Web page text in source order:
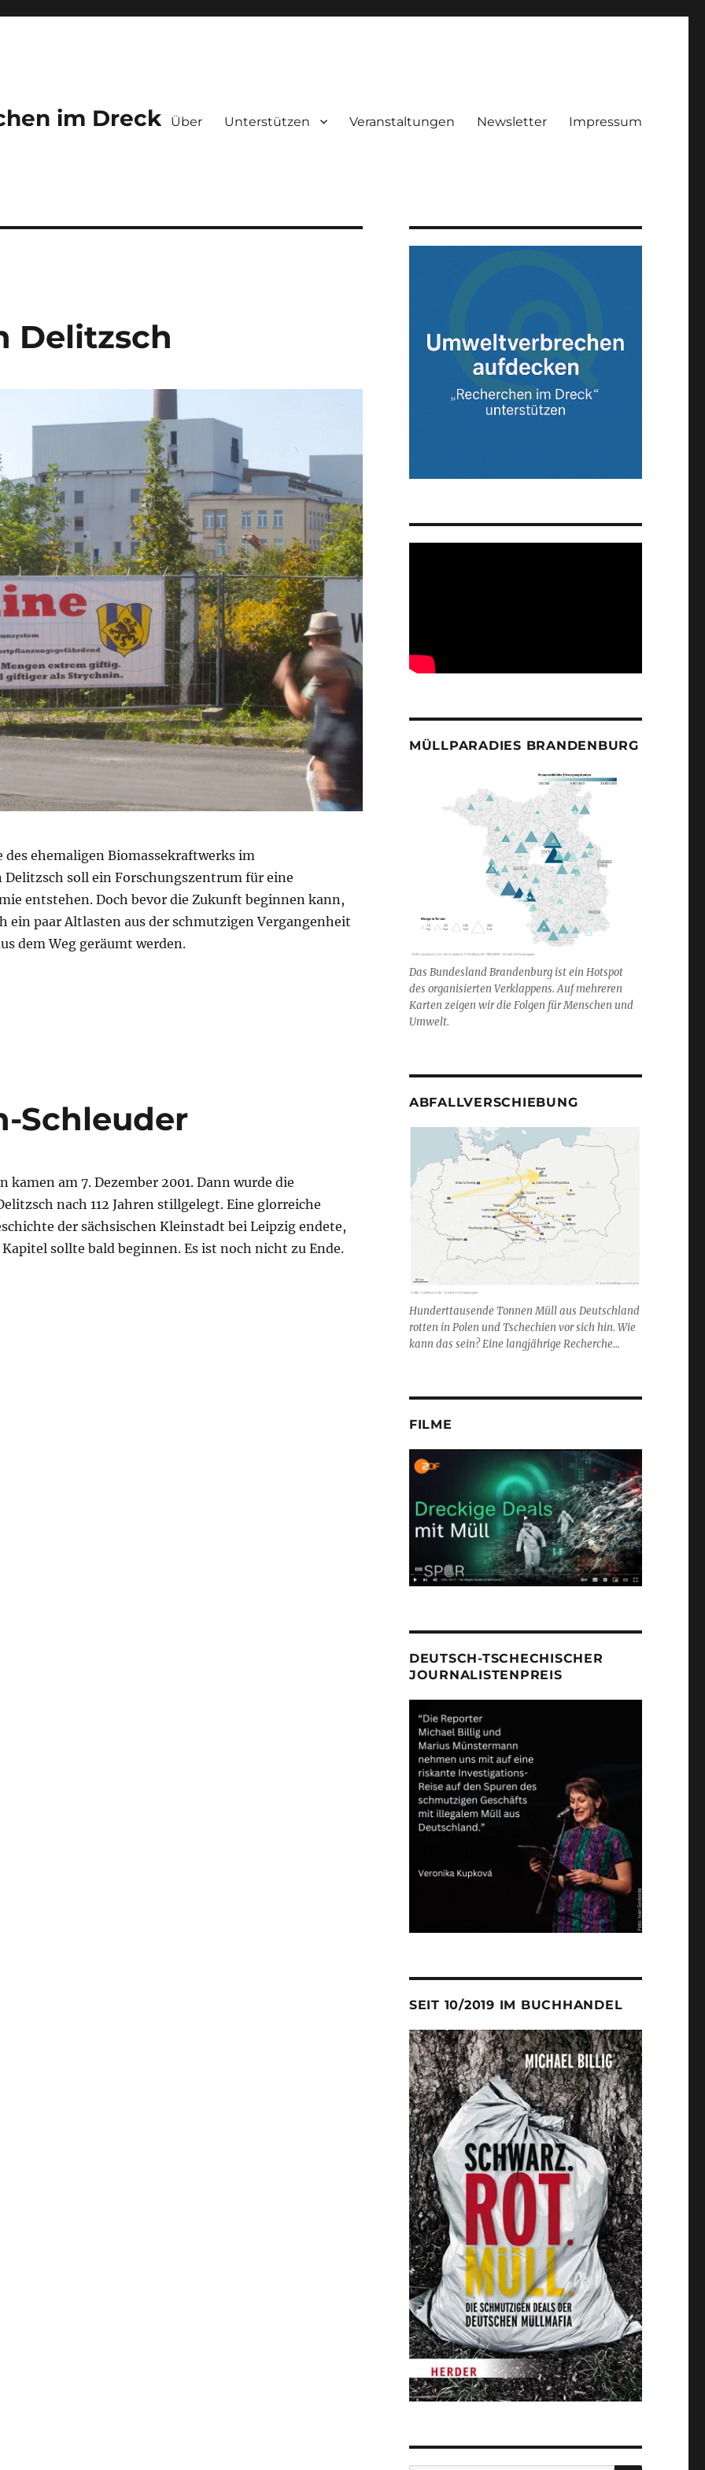
im Dreck Über Unterstützen Veranstaltungen Newsletter Impressum
Delitzsch
des ehemaligen Biomassekraftwerks im
Delitzsch soll ein Forschungszentrum für eine
entstehen. Doch bevor die Zukunft beginnen kann,
ein paar Altlasten aus der schmutzigen Vergangenheit
dem Weg geräumt werden.
Delitzsch“
Schleuder
kamen am 7. Dezember 2001. Dann wurde die
nach 112 Jahren stillgelegt. Eine glorreiche
der sächsischen Kleinstadt bei Leipzig endete,
sollte bald beginnen. Es ist noch nicht zu Ende.
Schleuder“
MÜLLPARADIES BRANDENBURG
Das Bundesland Brandenburg ist ein Hotspot
des organisierten Verklappens. Auf mehreren
Karten zeigen wir die Folgen für Menschen und
Umwelt.
ABFALLVERSCHIEBUNG
Hunderttausende Tonnen Müll aus Deutschland
rotten in Polen und Tschechien vor sich hin. Wie
kann das sein? Eine langjährige Recherche...
FILME
DEUTSCH-TSCHECHISCHER
JOURNALISTENPREIS
SEIT 10/2019 IM BUCHHANDEL